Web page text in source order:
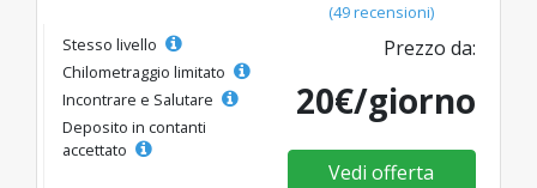
(49 recensioni)
Stesso livello
Chilometraggio limitato
Incontrare e Salutare
Deposito in contanti
accettato
Prezzo da:
20€/giorno
Vedi offerta